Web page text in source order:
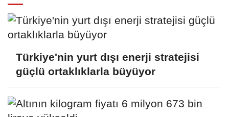
Türkiye'nin yurt dışı enerji stratejisi
güçlü ortaklıklarla büyüyor